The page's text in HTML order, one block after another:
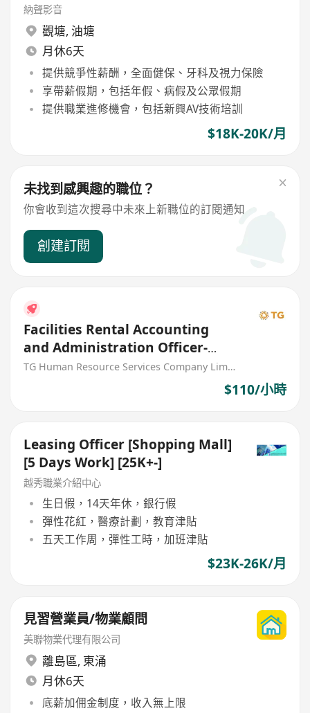
納聲影音
觀塘, 油塘
月休6天
提供競爭性薪酬，全面健保、牙科及視力保險
享帶薪假期，包括年假、病假及公眾假期
提供職業進修機會，包括新興AV技術培訓
$18K-20K/月
未找到感興趣的職位？
你會收到這次搜尋中未來上新職位的訂閱通知
創建訂閱
Facilities Rental Accounting
and Administration Officer-
EKCC
TG Human Resource Services Company Limited
$110/小時
Leasing Officer [Shopping Mall]
[5 Days Work] [25K+-]
越秀職業介紹中心
生日假，14天年休，銀行假
彈性花紅，醫療計劃，教育津貼
五天工作周，彈性工時，加班津貼
$23K-26K/月
見習營業員/物業顧問
美聯物業代理有限公司
離島區, 東涌
月休6天
底薪加佣金制度，收入無上限